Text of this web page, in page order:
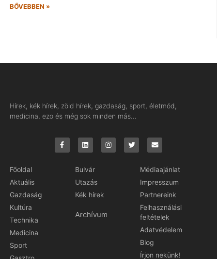
BŐVEBBEN »
Hírek, kék hírek, zöld hírek, gazdaság, sport, életmód,
medicina, ezo és még sok minden más…
Főoldal
Aktuális
Gazdaság
Kultúra
Technika
Medicina
Sport
Bulvár
Utazás
Kék hírek
Archívum
Médiaajánlat
Impresszum
Partnereink
Felhasználási
feltételek
Adatvédelem
Blog
Írjon nekünk!